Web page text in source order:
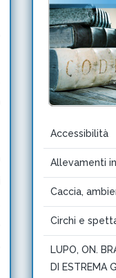
Accessibilità
Allevamenti
Caccia,
Circhi e
LUPO, ON.
DI ESTREMA